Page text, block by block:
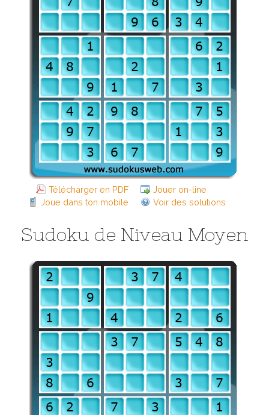
Télécharger en PDF
Jouer on-line
Joue dans ton mobile
Voir des solutions
Sudoku de Niveau Moyen